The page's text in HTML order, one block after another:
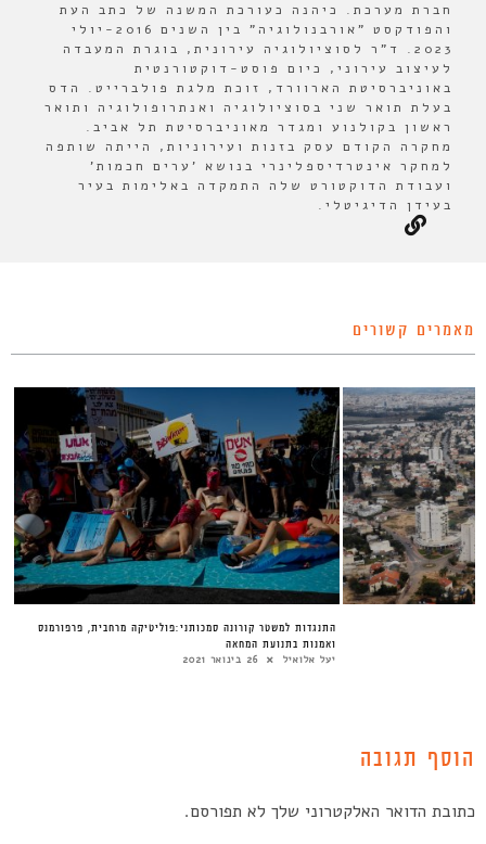
חברת מערכת. כיהנה כעורכת המשנה של כתב העת
והפודקסט "אורבנולוגיה" בין השנים 2016-יולי
2023. ד"ר לסוציולוגיה עירונית, בוגרת המעבדה
לעיצוב עירוני, כיום פוסט-דוקטורנטית
באוניברסיטת הארוורד, זוכת מלגת פולברייט. הדס
בעלת תואר שני בסוציולוגיה ואנתרופולוגיה ותואר
ראשון בקולנוע ומגדר מאוניברסיטת תל אביב.
מחקרה הקודם עסק בזנות ועירוניות, הייתה שותפה
למחקר אינטרדיספלינרי בנושא 'ערים חכמות'
ועבודת הדוקטורט שלה התמקדה באלימות בעיר
בעידן הדיגיטלי.
מאמרים קשורים
התנגדות למשטר קורונה סמכותני:פוליטיקה מרחבית, פרפורמנס
ואמנות בתנועת המחאה
יעל אלואיל 26 בינואר 2021
הוסף תגובה
כתובת הדואר האלקטרוני שלך לא תפורסם.